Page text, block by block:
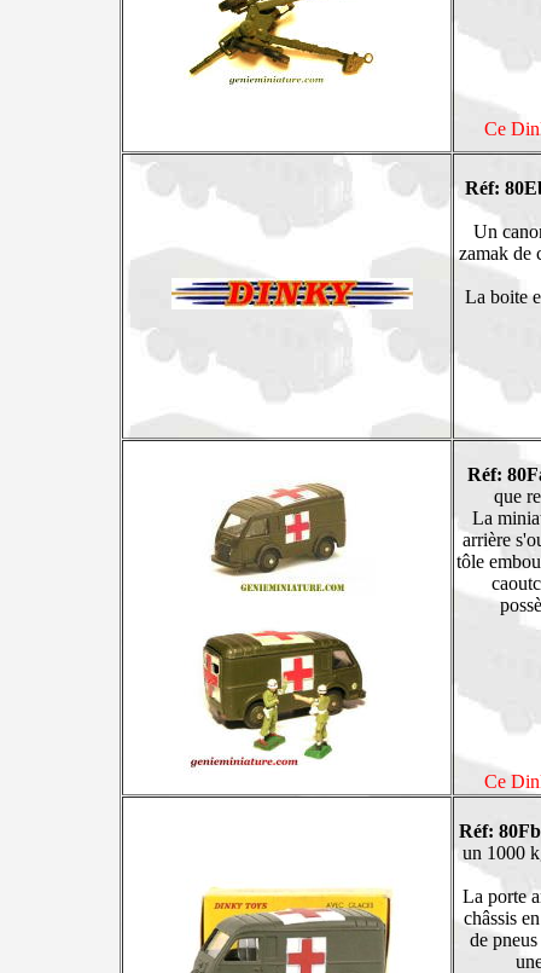
Ce
Réf:
Un
zamak de
La boite
Réf:
que
La
arrière
tôle
Ce
Réf:
un 1000
La porte
châssis
de